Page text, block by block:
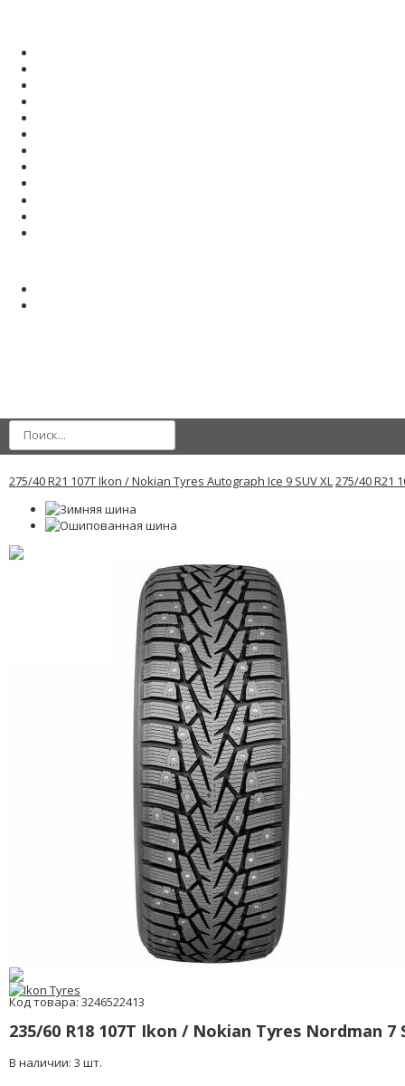
275/40 R21 107T Ikon / Nokian Tyres Autograph Ice 9 SUV XL275/40 R21
Код товара: 3246522413
235/60 R18 107T Ikon / Nokian Tyres Nordman 7
В наличии: 3 шт.